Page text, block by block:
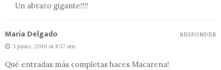
Un abrazo gigante!!!!
María Delgado
3 junio, 2019 at 8:17 am
Qué entradas más completas haces Macarena!
RESPONDER